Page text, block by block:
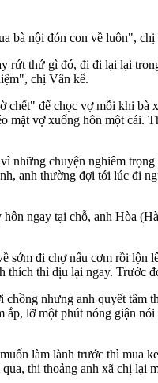
bà nội đón con về luôn", chị
rứt thứ gì đó, đi đi lại lại
chị Vân kể.
để chọc vợ mỗi khi bà
vợ xuống hôn một cái.
chuyện nghiêm
anh thường đợi tới lúc đi
ngay tại chỗ, anh Hòa
đi chợ nấu cơm rồi lộn
thì dịu lại ngay. Trước
nhưng anh quyết
lỡ một phút nóng giận
làm lành trước thì mua
thi thoảng anh xã chị lại